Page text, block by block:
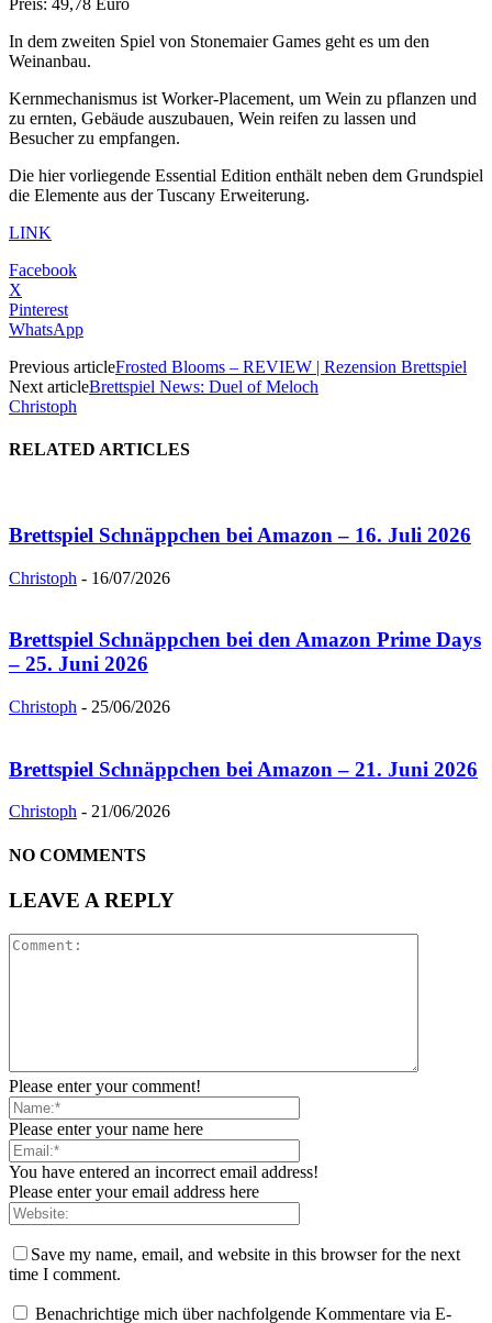
In dem zweiten Spiel von Stonemaier Games geht es um den
Weinanbau.
Kernmechanismus ist Worker-Placement, um Wein zu pflanzen und
zu ernten, Gebäude auszubauen, Wein reifen zu lassen und
Besucher zu empfangen.
Die hier vorliegende Essential Edition enthält neben dem Grundspiel
die Elemente aus der Tuscany Erweiterung.
LINK
Facebook
X
Pinterest
WhatsApp
Previous articleFrosted Blooms – REVIEW | Rezension Brettspiel
Next articleBrettspiel News: Duel of Meloch
Christoph
RELATED ARTICLES
Brettspiel Schnäppchen bei Amazon – 16. Juli 2026
Christoph - 16/07/2026
Brettspiel Schnäppchen bei den Amazon Prime Days
– 25. Juni 2026
Christoph - 25/06/2026
Brettspiel Schnäppchen bei Amazon – 21. Juni 2026
Christoph - 21/06/2026
NO COMMENTS
LEAVE A REPLY
Please enter your comment!
Please enter your name here
You have entered an incorrect email address!
Please enter your email address here
Save my name, email, and website in this browser for the next
time I comment.
Benachrichtige mich über nachfolgende Kommentare via E-